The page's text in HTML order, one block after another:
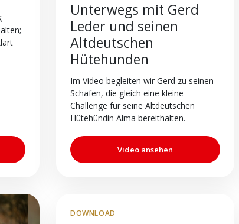
Unterwegs mit Gerd
Leder und seinen
Altdeutschen
Hütehunden
Im Video begleiten wir Gerd zu seinen
Schafen, die gleich eine kleine
Challenge für seine Altdeutschen
Hütehündin Alma bereithalten.
Video ansehen
DOWNLOAD